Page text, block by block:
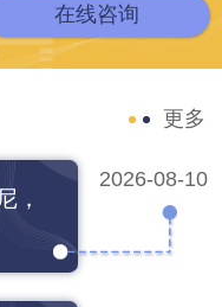
在线咨询
更多
，
2026-08-10